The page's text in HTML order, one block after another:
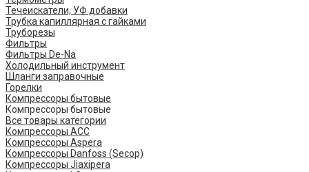
Течеискатели, УФ добавки
Трубка капиллярная с гайками
Труборезы
Фильтры
Фильтры De-Na
Холодильный инструмент
Шланги заправочные
Горелки
Компрессоры бытовые
Компрессоры бытовые
Все товары категории
Компрессоры ACC
Компрессоры Aspera
Компрессоры Danfoss (Secop)
Компрессоры Jiaxipera